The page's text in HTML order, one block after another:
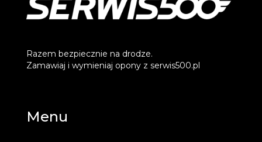
Razem bezpiecznie na drodze.
Zamawiaj i wymieniaj opony z serwis500.pl
Menu